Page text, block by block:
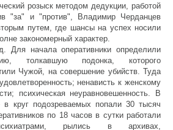
розыск методом дедукции, работой
"за" и "против", Владимир Черданцев
путем, где шансы на успех носили
закономерный характер.
Для начала оперативники определили
толкавшую подонка, которого
Чужой, на совершение убийств. Туда
ненависть к женскому
психическая неуравновешенность. В
в круг подозреваемых попали 30 тысяч
по 18 часов в сутки работали
рылись в архивах,